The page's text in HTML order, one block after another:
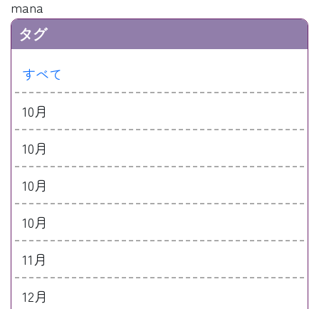
mana
タグ
すべて
10月
10月
10月
10月
11月
12月